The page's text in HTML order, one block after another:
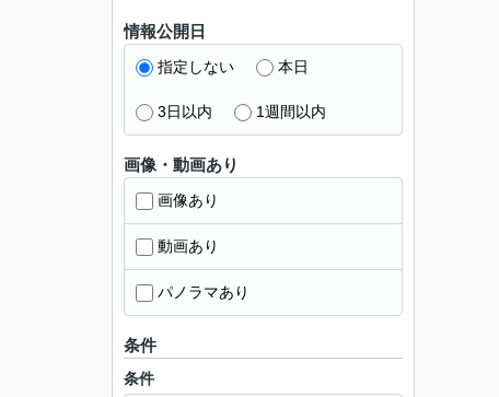
情報公開日
指定しない 本日
3日以内 1週間以内
画像・動画あり
画像あり
動画あり
パノラマあり
条件
条件